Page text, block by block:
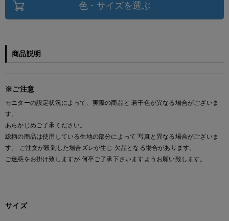
色・サイズを選ぶ
商品説明
※ご注意
モニターの設定状況によって、実際の商品と 若干色が異なる場合がございま
す。
あらかじめご了承ください。
総柄の商品は使用している生地の部分によって 写真と異なる場合がございま
す。 ご注文が殺到した場合ズレが生じ 欠品となる場合があります。
ご迷惑をお掛け致しますが 何卒ご了承下さいますようお願い致します。
サイズ